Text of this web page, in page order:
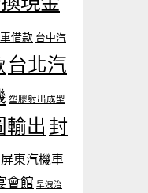
借款 台中汽
台北汽
塑膠射出成型
輸出 封
屏東汽機車
會館 早洩治